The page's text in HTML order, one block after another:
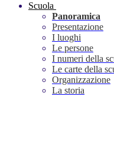
Scuola
Panoramica
Presentazione
I luoghi
Le persone
I numeri della
Le carte della
Organizzazione
La storia